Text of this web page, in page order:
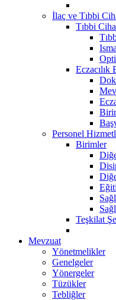
İlaç ve Tıbbi
Tıbbi
Eczacılık
Personel
Birimler
Teşkilat
Mevzuat
Yönetmelikler
Genelgeler
Yönergeler
Tüzükler
Tebliğler